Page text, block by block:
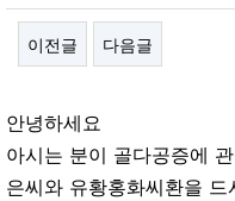
이전글 다음글
안녕하세요
아시는 분이 골다공증에
은씨와 유황홍화씨환을